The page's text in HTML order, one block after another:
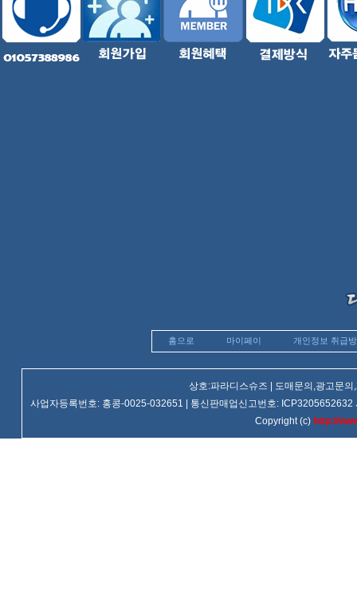
홈으로 마이페이 개인정보 취급
상호:파라디스슈즈 | 도매문의,광고문
사업자등록번호: 홍콩-0025-032651 | 통신판매업신고번호:
Copyright (c) http://